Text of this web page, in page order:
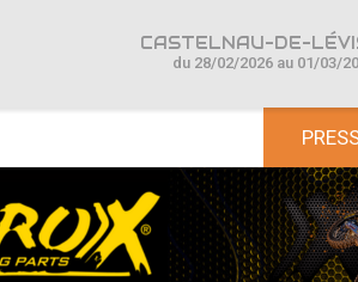
CASTELNAU-DE-
du 28/02/2026 au 01/03/